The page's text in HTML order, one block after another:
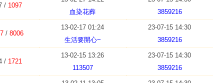
/ 1097
血染花葬
3859216
/ 8006
13-02-17 01:24
生活要開心~
23-07-15 14:30
3859216
/ 1721
13-02-15 13:26
113507
23-07-15 14:30
3859216